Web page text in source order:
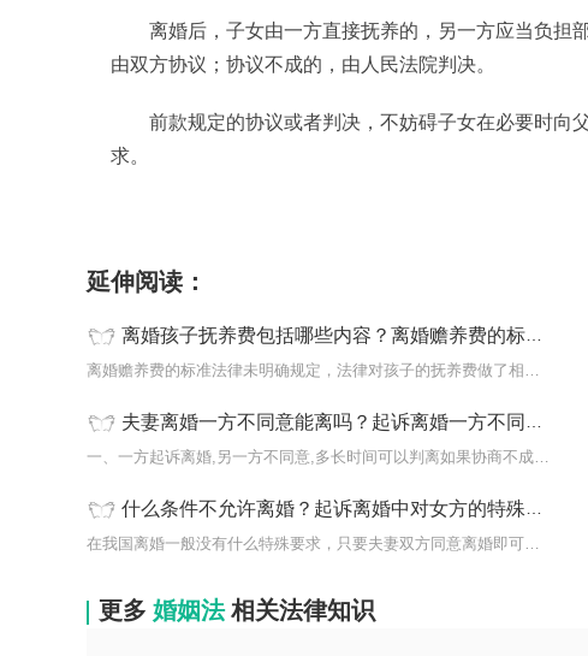
离婚后，子女由一方直接抚养的，另一方应当负担
由双方协议；协议不成的，由人民法院判决。
前款规定的协议或者判决，不妨碍子女在必要时向
求。
延伸阅读：
离婚孩子抚养费包括哪些内容？离婚赡养费的标准是什么？
离婚赡养费的标准法律未明确规定，法律对孩子的抚养费做了相关规定...
夫妻离婚一方不同意能离吗？起诉离婚一方不同意多久可以判离婚？
一、一方起诉离婚,另一方不同意,多长时间可以判离如果协商不成可以...
什么条件不允许离婚？起诉离婚中对女方的特殊保护都有哪些？
在我国离婚一般没有什么特殊要求，只要夫妻双方同意离婚即可，但是...
更多 婚姻法 相关法律知识